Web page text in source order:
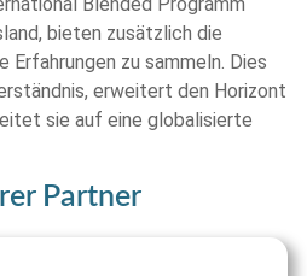
bieten zusätzlich die
zu sammeln. Dies
erweitert den Horizont
sie auf eine globalisierte
Partner